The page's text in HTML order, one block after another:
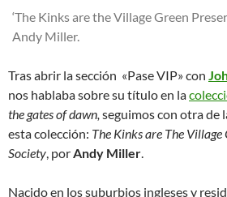
‘The Kinks are the Village Green
Andy Miller.
Tras abrir la sección «Pase VIP» con
nos hablaba sobre su título en la
the gates of dawn, seguimos con otra de
esta colección: The Kinks are The
Society, porAndy Miller.
Nacido en los suburbios ingleses y